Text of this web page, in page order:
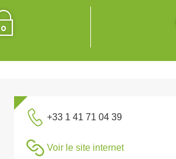
+33 1 41 71 04 39
Voir le site internet